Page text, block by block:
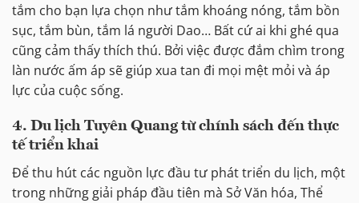
tắm cho bạn lựa chọn như tắm khoáng nóng, tắm bồn
sục, tắm bùn, tắm lá người Dao… Bất cứ ai khi ghé qua
cũng cảm thấy thích thú. Bởi việc được đắm chìm trong
làn nước ấm áp sẽ giúp xua tan đi mọi mệt mỏi và áp
lực của cuộc sống.
4. Du lịch Tuyên Quang từ chính sách đến thực
tế triển khai
Để thu hút các nguồn lực đầu tư phát triển du lịch, một
trong những giải pháp đầu tiên mà Sở Văn hóa, Thể